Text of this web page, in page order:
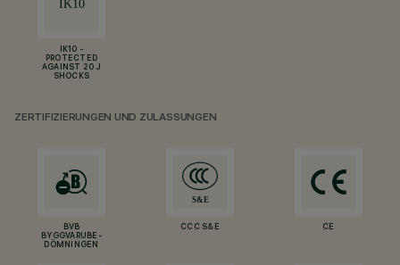
IK10 -
PROTECTED
AGAINST 20 J
SHOCKS
ZERTIFIZIERUNGEN UND ZULASSUNGEN
BVB
BYGGVARUBE-
DÖMNINGEN
CCC S&E CE